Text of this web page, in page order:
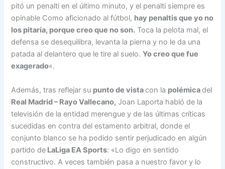
pitó un penalti en el último minuto, y el penalti siempre es
opinable Como aficionado al fútbol, hay penaltis que yo no
los pitaría, porque creo que no son. Toca la pelota mal, el
defensa se desequilibra, levanta la pierna y no le da una
patada al delantero que le tire al suelo.Yo creo que fue
exagerado«.
Además, tras reflejar su punto de vistacon la polémicadel
Real Madrid – Rayo Vallecano, Joan Laporta habló de la
televisión de la entidad merengue y de las últimas críticas
sucedidas en contra del estamento arbitral, donde el
conjunto blanco se ha podido sentir perjudicado en algún
partido de LaLiga EA Sports: «Lo digo en sentido
constructivo. A veces también pasa a nuestro favor y lo